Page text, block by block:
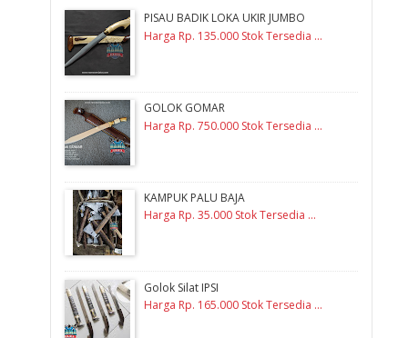
PISAU BADIK LOKA UKIR JUMBO
Harga Rp. 135.000 Stok Tersedia ...
GOLOK GOMAR
Harga Rp. 750.000 Stok Tersedia ...
KAMPUK PALU BAJA
Harga Rp. 35.000 Stok Tersedia ...
Golok Silat IPSI
Harga Rp. 165.000 Stok Tersedia ...